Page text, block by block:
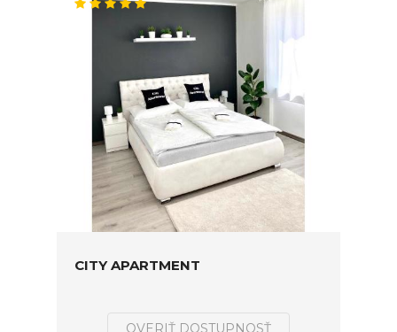
CITY APARTMENT
OVERIŤ DOSTUPNOSŤ